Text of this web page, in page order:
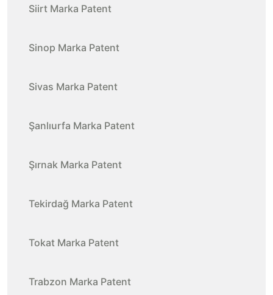
Siirt Marka Patent
Sinop Marka Patent
Sivas Marka Patent
Şanlıurfa Marka Patent
Şırnak Marka Patent
Tekirdağ Marka Patent
Tokat Marka Patent
Trabzon Marka Patent